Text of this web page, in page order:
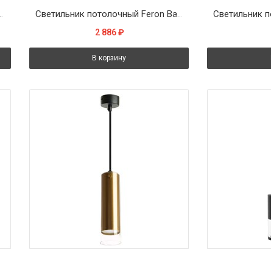
230V, 2*GX53, чёрный IP20 Светильник потолочный Feron Barrel HL3698 OLYMPUS levitation 12W, 230V, GX53, белый, на подвесе 1,7 м
2 886 ₽
В корзину